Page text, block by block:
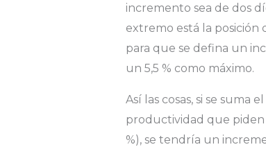
incremento sea de dos
extremo está la posición
para que se defina un
un 5,5 % como máximo.
Así las cosas, si se suma
productividad que piden
%), se tendría un